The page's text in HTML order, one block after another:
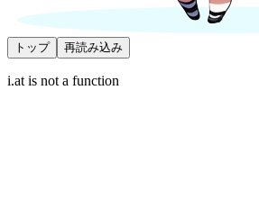
トップ 再読み込み
i.at is not a function